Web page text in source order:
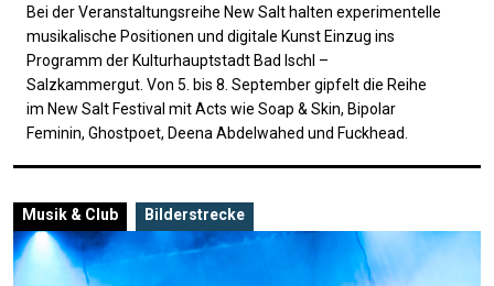
Bei der Veranstaltungsreihe New Salt halten experimentelle
musikalische Positionen und digitale Kunst Einzug ins
Programm der Kulturhauptstadt Bad Ischl –
Salzkammergut. Von 5. bis 8. September gipfelt die Reihe
im New Salt Festival mit Acts wie Soap & Skin, Bipolar
Feminin, Ghostpoet, Deena Abdelwahed und Fuckhead.
Musik & Club Bilderstrecke